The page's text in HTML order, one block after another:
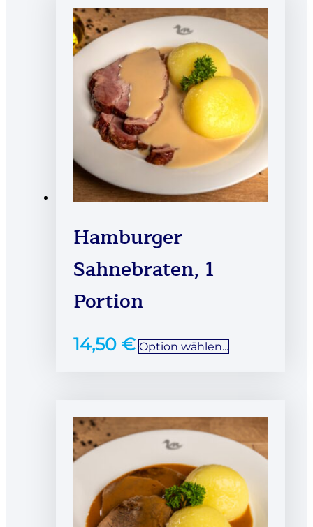
Hamburger
Sahnebraten, 1
Portion
14,50 € Option wählen...